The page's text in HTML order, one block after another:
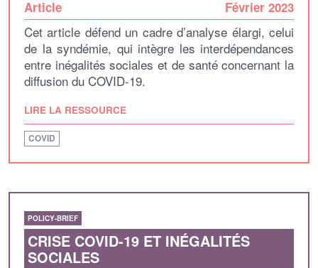
Article Février 2023
Cet article défend un cadre d’analyse élargi, celui
de la syndémie, qui intègre les interdépendances
entre inégalités sociales et de santé concernant la
diffusion du COVID-19.
LIRE LA RESSOURCE
COVID
POLICY-BRIEF
CRISE COVID-19 ET INÉGALITÉS
SOCIALES